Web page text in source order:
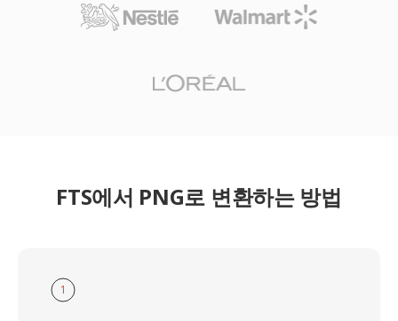
FTS에서 PNG로 변환하는 방법
1